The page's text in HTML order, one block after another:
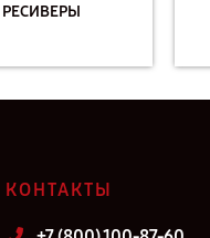
РЕСИВЕРЫ
КОНТАКТЫ